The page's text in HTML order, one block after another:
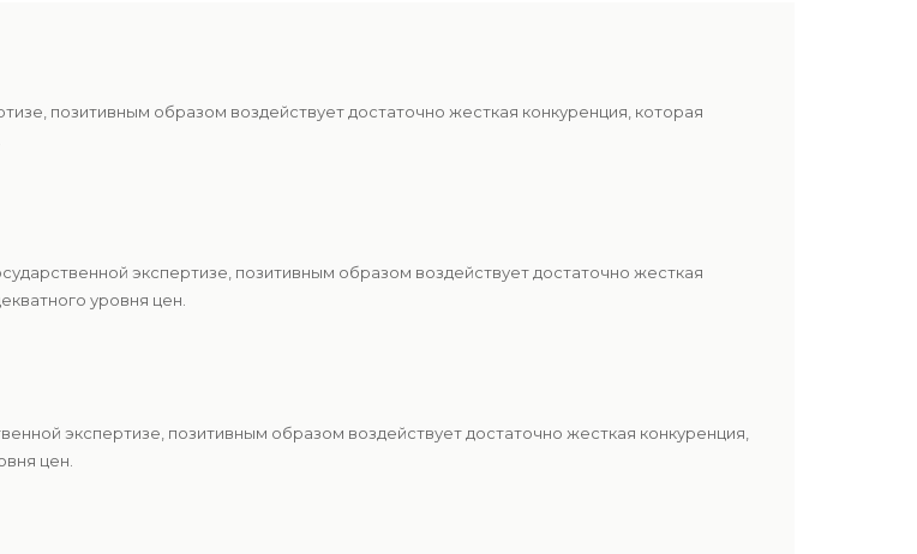
позитивным образом воздействует достаточно жесткая конкуренция, которая
экспертизе, позитивным образом воздействует достаточно жесткая
уровня цен.
экспертизе, позитивным образом воздействует достаточно жесткая конкуренция,
цен.